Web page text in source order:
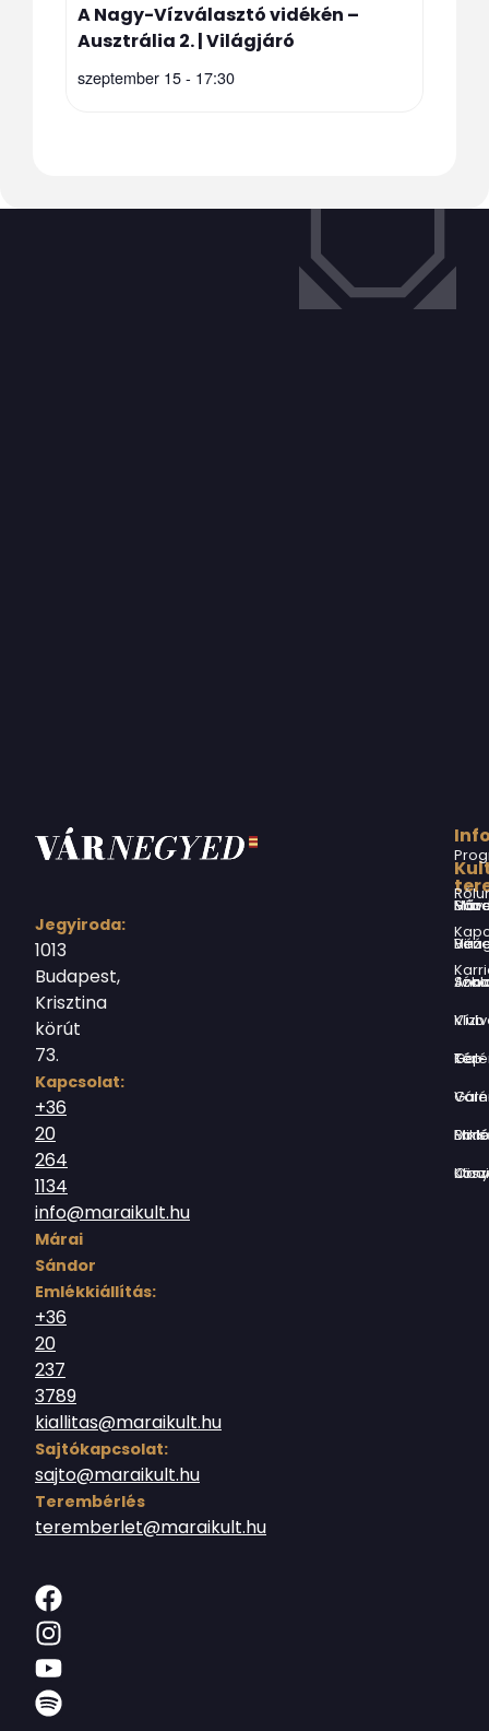
A Nagy-Vízválasztó vidékén –
Ausztrália 2. | Világjáró
szeptember 15 - 17:30
Jegyiroda:
1013
Budapest,
Krisztina
körút
73.
Kapcsolat:
+36
20
264
1134
info@maraikult.hu
Márai
Sándor
Emlékkiállítás:
+36
20
237
3789
kiallitas@maraikult.hu
Sajtókapcsolat:
sajto@maraikult.hu
Terembérlés
teremberlet@maraikult.hu
Márai Sándor Művelődési Ház
Virág Benedek Ház
Jókai Anna
Vízivárosi Klub
Tér-Kép
Várnegyed
Borsos
Országház